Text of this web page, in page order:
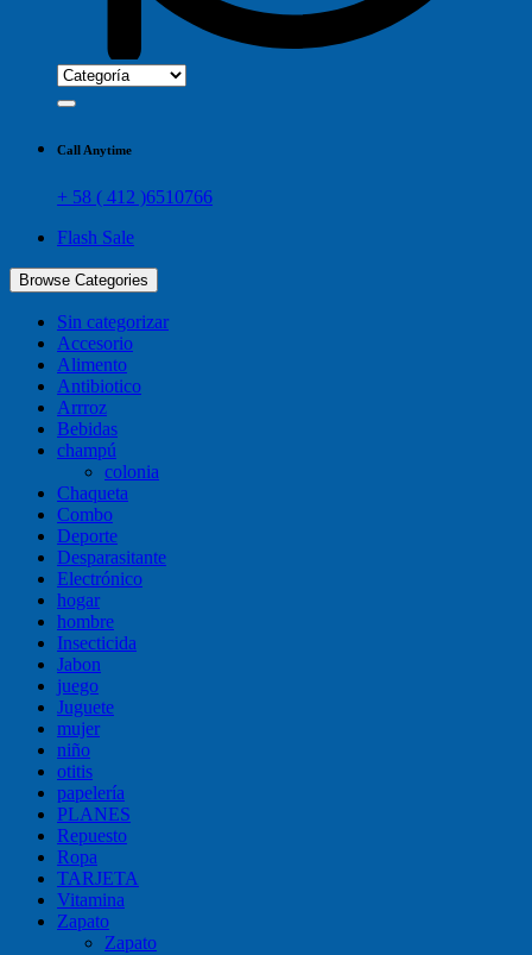
Call Anytime
+ 58 ( 412 )6510766
Flash Sale
Browse Categories
Sin categorizar
Accesorio
Alimento
Antibiotico
Arrroz
Bebidas
champú
colonia
Chaqueta
Combo
Deporte
Desparasitante
Electrónico
hogar
hombre
Insecticida
Jabon
juego
Juguete
mujer
niño
otitis
papelería
PLANES
Repuesto
Ropa
TARJETA
Vitamina
Zapato
Zapato